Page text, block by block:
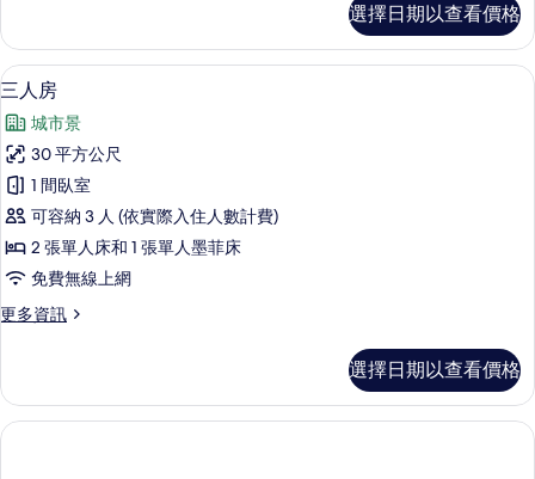
雙
人
床
和
1
張
沙
發
床
的
相
片
套
房,
1
加
大
雙
人
床
和
張
發
詳
情
選擇日期以查看價格
顯
示
三
人
房
的
所
有
相
三人房 | 高級寢具、迷你吧、客房內保
9
三人房
城市景
30 平方公尺
1 間臥室
可容納 3 人 (依實際入住人數計費)
2 張單人床和 1 張單人墨菲床
免費無線上網
更多資訊
更
房
的
詳
選擇日期以查看價格